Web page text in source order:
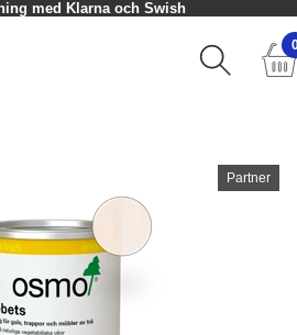
med Klarna och Swish
Partner